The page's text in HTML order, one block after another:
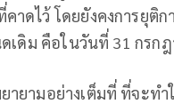
าดไว้ โดยยังคงการยุติ
เดิม คือในวันที่ 31 กรก
ยามอย่างเต็มที่ ที่จะท